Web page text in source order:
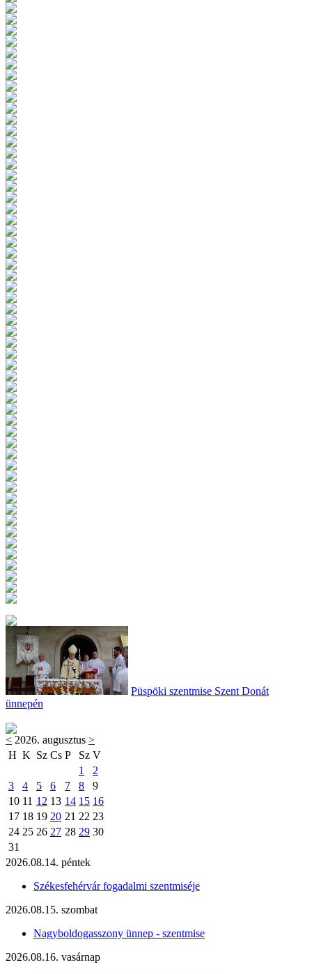
Püspöki szentmise Szent Donát
ünnepén
< 2026. augusztus >
H K Sz Cs P Sz V
1
2
3
4 5 6 7 8
9
10 11 12 13 14 15 16
17 18 19 20 21 22 23
24 25 26 27 28 29 30
31
2026.08.14. péntek
Székesfehérvár fogadalmi szentmiséje
2026.08.15. szombat
Nagyboldogasszony ünnep - szentmise
2026.08.16. vasárnap